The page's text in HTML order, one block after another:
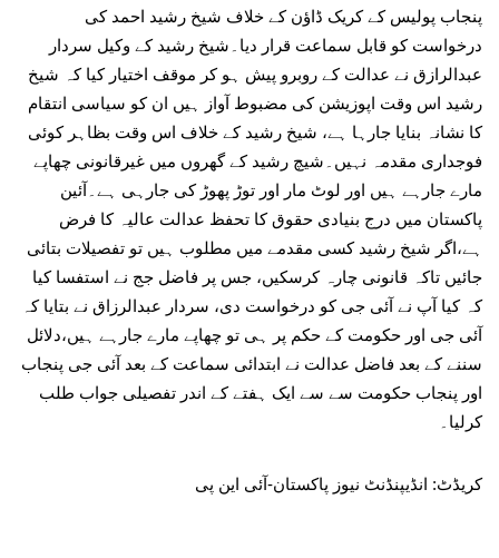
پنجاب پولیس کے کریک ڈاؤن کے خلاف شیخ رشید احمد کی
درخواست کو قابل سماعت قرار دیا۔شیخ رشید کے وکیل سردار
عبدالرازق نے عدالت کے روبرو پیش ہو کر موقف اختیار کیا کہ شیخ
رشید اس وقت اپوزیشن کی مضبوط آواز ہیں ان کو سیاسی انتقام
کا نشانہ بنایا جارہا ہے، شیخ رشید کے خلاف اس وقت بظاہر کوئی
فوجداری مقدمہ نہیں۔شیچ رشید کے گھروں میں غیرقانونی چھاپے
مارے جارہے ہیں اور لوٹ مار اور توڑ پھوڑ کی جارہی ہے۔آئین
پاکستان میں درج بنیادی حقوق کا تحفظ عدالت عالیہ کا فرض
ہے،اگر شیخ رشید کسی مقدمے میں مطلوب ہیں تو تفصیلات بتائی
جائیں تاکہ قانونی چارہ کرسکیں، جس پر فاضل جج نے استفسا کیا
کہ کیا آپ نے آئی جی کو درخواست دی، سردار عبدالرزاق نے بتایا کہ
آئی جی اور حکومت کے حکم پر ہی تو چھاپے مارے جارہے ہیں،دلائل
سننے کے بعد فاضل عدالت نے ابتدائی سماعت کے بعد آئی جی پنجاب
اور پنجاب حکومت سے سے ایک ہفتے کے اندر تفصیلی جواب طلب
کرلیا۔
کریڈٹ: انڈیپنڈنٹ نیوز پاکستان-آئی این پی